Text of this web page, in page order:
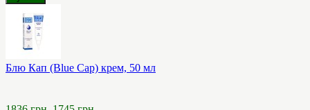
Блю Кап (Blue Cap) крем, 50 мл